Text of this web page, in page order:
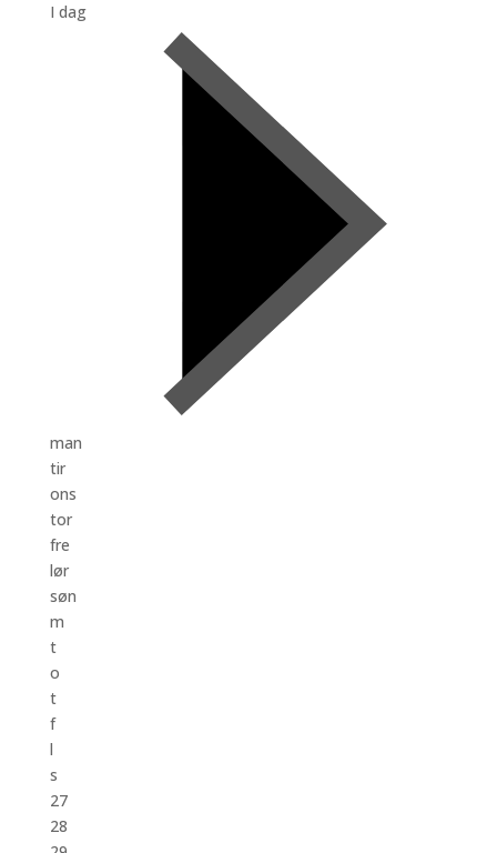
I dag
man
tir
ons
tor
fre
lør
søn
m
t
o
t
f
l
s
27
28